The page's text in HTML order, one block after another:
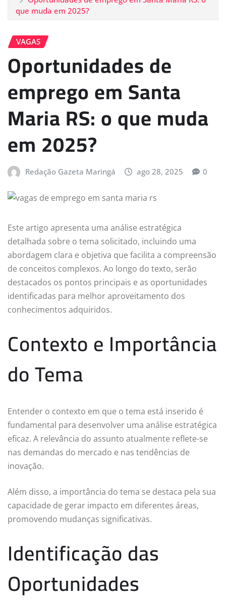
que muda em 2025?
VAGAS
Oportunidades de
emprego em Santa
Maria RS: o que muda
em 2025?
Redação Gazeta Maringá ago 28, 2025 0
Este artigo apresenta uma análise estratégica
detalhada sobre o tema solicitado, incluindo uma
abordagem clara e objetiva que facilita a compreensão
de conceitos complexos. Ao longo do texto, serão
destacados os pontos principais e as oportunidades
identificadas para melhor aproveitamento dos
conhecimentos adquiridos.
Contexto e Importância
do Tema
Entender o contexto em que o tema está inserido é
fundamental para desenvolver uma análise estratégica
eficaz. A relevância do assunto atualmente reflete-se
nas demandas do mercado e nas tendências de
inovação.
Além disso, a importância do tema se destaca pela sua
capacidade de gerar impacto em diferentes áreas,
promovendo mudanças significativas.
Identificação das
Oportunidades